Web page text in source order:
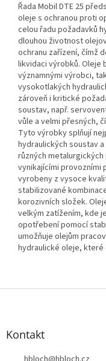
Řada Mobil DTE 25
oleje s ochranou proti
celou řadu požadavků
dlouhou životnost
ochranu zařízení, čímž
likvidaci výrobků. Oleje
významnými výrobci,
vysokotlakých
zároveň i kritické
soustav, např.
vůle a velmi přesných,
Tyto výrobky splňují
hydraulických soustav
různých
vynikajícími provozními
vyrobeny z vysoce
stabilizované
korozivních složek.
velkým zatížením, kde
opotřebení pomocí
umožňuje olejům
hydraulické oleje,
Z
Kontakt